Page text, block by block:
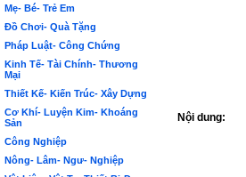
Mẹ- Bé- Trẻ Em
Đồ Chơi- Quà Tặng
Pháp Luật- Công Chứng
Kinh Tế- Tài Chính- Thương
Mại
Thiết Kế- Kiến Trúc- Xây Dựng
Cơ Khí- Luyện Kim- Khoáng
Sản
Công Nghiệp
Nông- Lâm- Ngư- Nghiệp
Nội dung: